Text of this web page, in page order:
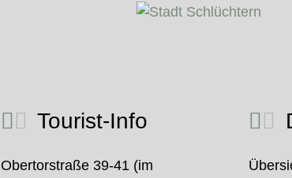
Tourist-Info
Obertorstraße 39-41 (im